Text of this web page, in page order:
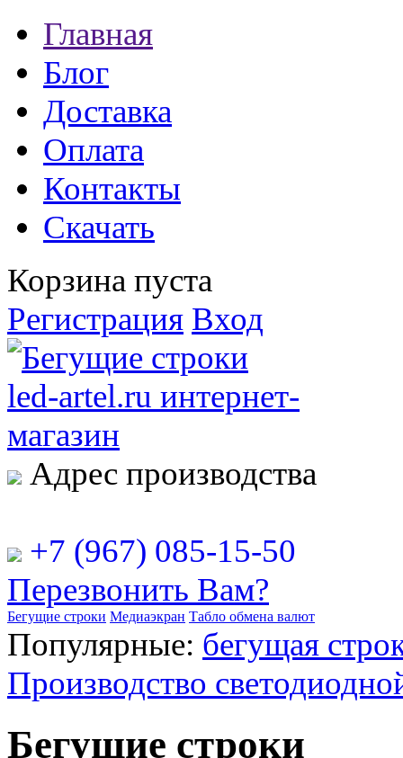
Главная
Блог
Доставка
Оплата
Контакты
Скачать
Корзина пуста
Регистрация Вход
Адрес производства
+7 (967) 085-15-50
Перезвонить Вам?
Бегущие строки Медиаэкран Табло обмена валют
Популярные: бегущая
Производство
Бегущие строки